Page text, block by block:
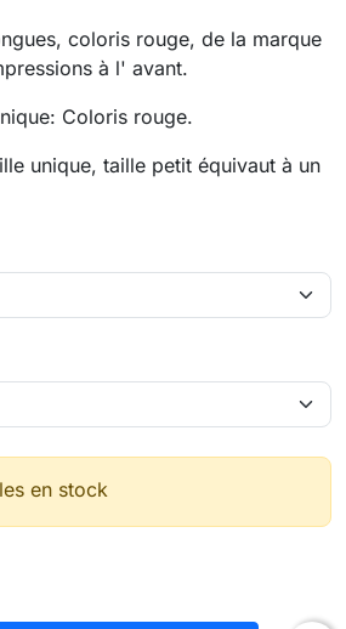
coloris rouge, de la marque
à l' avant.
Coloris rouge.
unique, taille petit équivaut à un
en stock